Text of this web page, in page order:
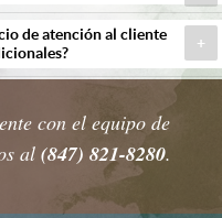
de atención al cliente
con el equipo de
al (847) 821-8280.